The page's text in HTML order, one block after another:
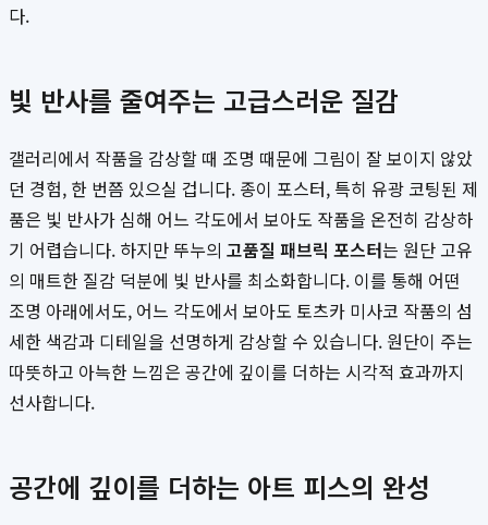
다.
빛 반사를 줄여주는 고급스러운 질감
갤러리에서 작품을 감상할 때 조명 때문에 그림이 잘 보이지 않았
던 경험, 한 번쯤 있으실 겁니다. 종이 포스터, 특히 유광 코팅된 제
품은 빛 반사가 심해 어느 각도에서 보아도 작품을 온전히 감상하
기 어렵습니다. 하지만 뚜누의 고품질 패브릭 포스터는 원단 고유
의 매트한 질감 덕분에 빛 반사를 최소화합니다. 이를 통해 어떤
조명 아래에서도, 어느 각도에서 보아도 토츠카 미사코 작품의 섬
세한 색감과 디테일을 선명하게 감상할 수 있습니다. 원단이 주는
따뜻하고 아늑한 느낌은 공간에 깊이를 더하는 시각적 효과까지
선사합니다.
공간에 깊이를 더하는 아트 피스의 완성